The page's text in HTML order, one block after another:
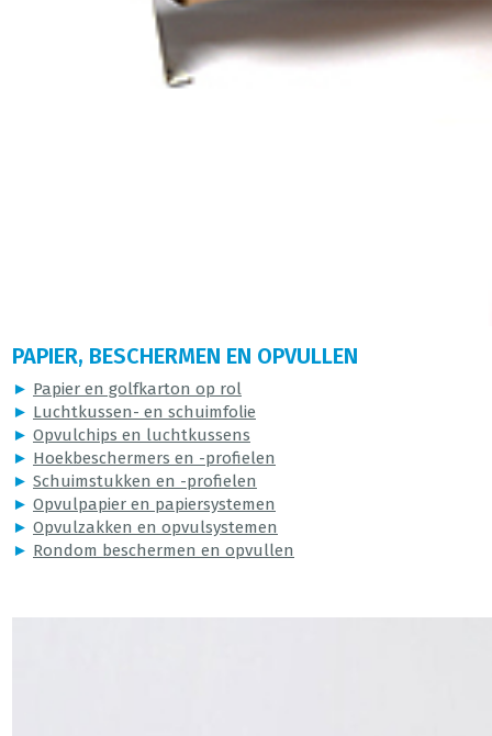
PAPIER, BESCHERMEN EN OPVULLEN
► Papier en golfkarton op rol
► Luchtkussen- en schuimfolie
► Opvulchips en luchtkussens
► Hoekbeschermers en -profielen
► Schuimstukken en -profielen
► Opvulpapier en papiersystemen
► Opvulzakken en opvulsystemen
► Rondom beschermen en opvullen